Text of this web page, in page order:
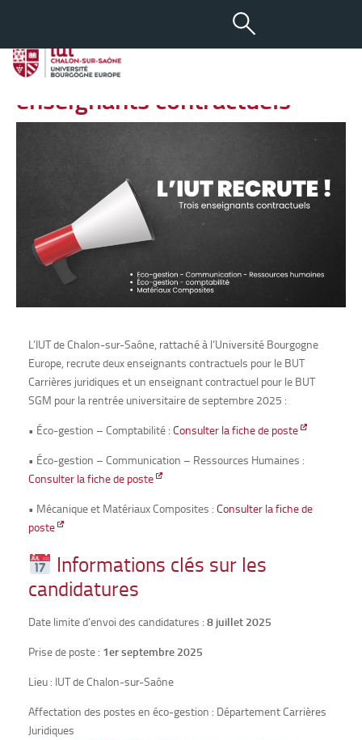
aA - +
17 JUIN 2025
L’IUT recrute trois
enseignants contractuels
L’IUT de Chalon-sur-Saône, rattaché à l’Université Bourgogne
Europe, recrute deux enseignants contractuels pour le BUT
Carrières juridiques et un enseignant contractuel pour le BUT
SGM pour la rentrée universitaire de septembre 2025 :
• Éco-gestion – Comptabilité : Consulter la fiche de poste
• Éco-gestion – Communication – Ressources Humaines :
Consulter la fiche de poste
• Mécanique et Matériaux Composites : Consulter la fiche de
poste
Informations clés sur les
candidatures
Date limite d’envoi des candidatures : 8 juillet 2025
Prise de poste : 1er septembre 2025
Lieu : IUT de Chalon-sur-Saône
Affectation des postes en éco-gestion : Département Carrières
Juridiques